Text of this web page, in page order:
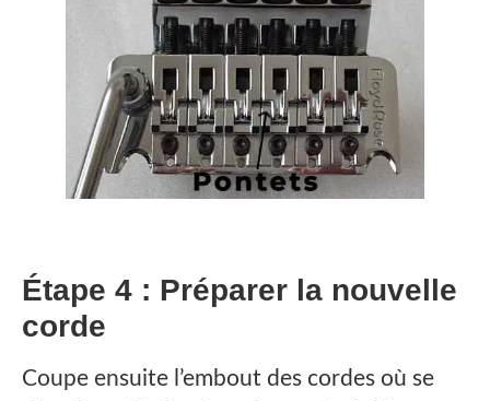
Étape 4 : Préparer la nouvelle
corde
Coupe ensuite l’embout des cordes où se